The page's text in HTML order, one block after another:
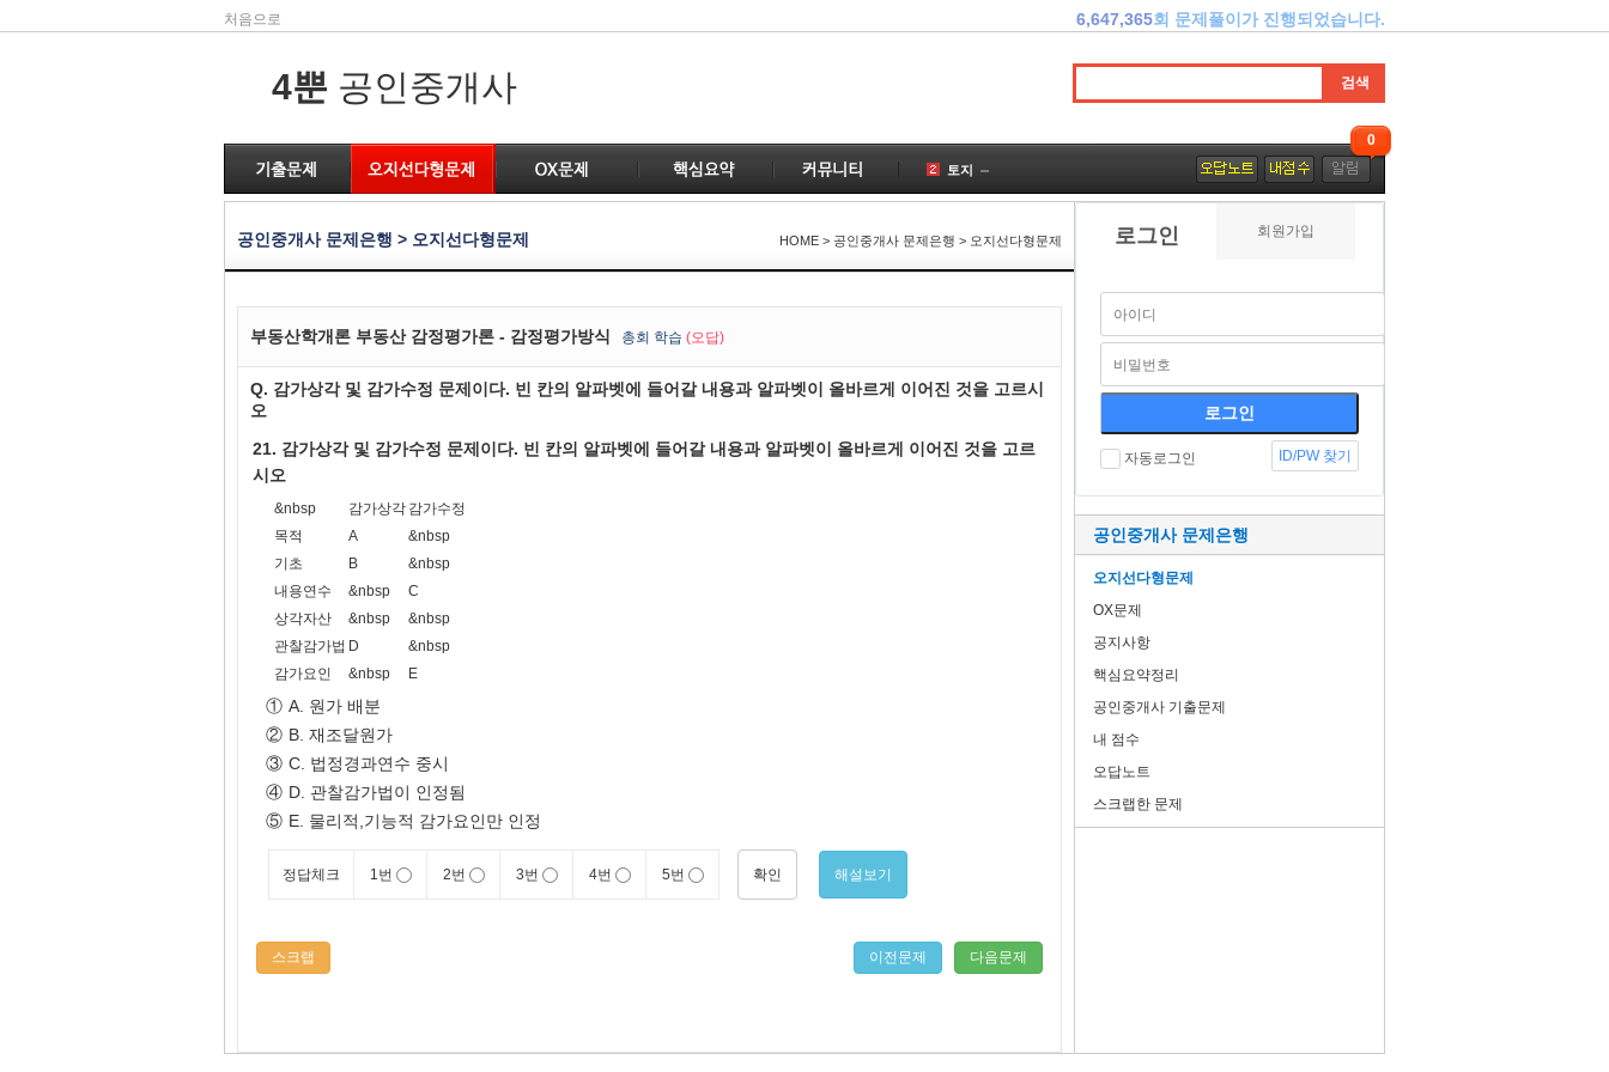
처음으로 6,647,365회 문제풀이가 진행되었습니다.
4뿐 공인중개사
0
토지
공인중개사
개업공인중개사
1
로그인 회원가입
자동로그인 ID/PW 찾기
공인중개사 문제은행
오지선다형문제
OX문제
공지사항
핵심요약정리
공인중개사 기출문제
내 점수
오답노트
스크랩한 문제
공인중개사 문제은행 > 오지선다형문제 HOME > 공인중개사 문제은행 > 오지선다형문제
부동산학개론 부동산 감정평가론 - 감정평가방식 총회 학습 (오답)
Q. 감가상각 및 감가수정 문제이다. 빈 칸의 알파벳에 들어갈 내용과 알파벳이 올바르게 이어진 것을 고르시
오
21. 감가상각 및 감가수정 문제이다. 빈 칸의 알파벳에 들어갈 내용과 알파벳이 올바르게 이어진 것을 고르
시오
&nbsp 감가상각 감가수정
목적
A
&nbsp
기초
B
&nbsp
내용연수
&nbsp
C
상각자산
&nbsp
&nbsp
관찰감가법 D
&nbsp
감가요인
&nbsp E
① A. 원가 배분
② B. 재조달원가
③ C. 법정경과연수 중시
④ D. 관찰감가법이 인정됨
⑤ E. 물리적,기능적 감가요인만 인정
정답체크 1번 2번 3번 4번 5번 확인 해설보기
스크랩 다음문제
이전문제